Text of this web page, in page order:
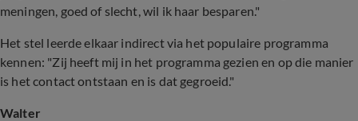
meningen, goed of slecht, wil ik haar besparen."
Het stel leerde elkaar indirect via het populaire programma
kennen: "Zij heeft mij in het programma gezien en op die manier
is het contact ontstaan en is dat gegroeid."
Walter